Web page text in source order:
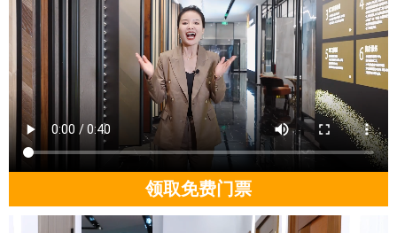
领取免费门票